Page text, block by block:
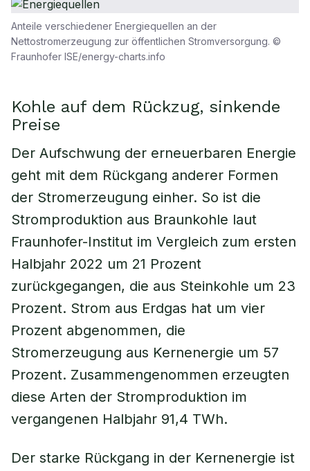
Anteile verschiedener Energiequellen an der
Nettostromerzeugung zur öffentlichen Stromversorgung. ©
Fraunhofer ISE/energy-charts.info
Kohle auf dem Rückzug, sinkende
Preise
Der Aufschwung der erneuerbaren Energie
geht mit dem Rückgang anderer Formen
der Stromerzeugung einher. So ist die
Stromproduktion aus Braunkohle laut
Fraunhofer-Institut im Vergleich zum ersten
Halbjahr 2022 um 21 Prozent
zurückgegangen, die aus Steinkohle um 23
Prozent. Strom aus Erdgas hat um vier
Prozent abgenommen, die
Stromerzeugung aus Kernenergie um 57
Prozent. Zusammengenommen erzeugten
diese Arten der Stromproduktion im
vergangenen Halbjahr 91,4 TWh.
Der starke Rückgang in der Kernenergie ist